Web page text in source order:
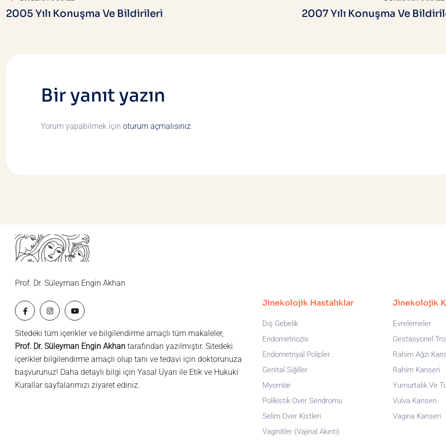
gezinmesi
2005 Yılı Konuşma Ve Bildirileri 2007 Yılı Konuşma Ve
Bir yanıt yazın
Yorum yapabilmek için oturum açmalısınız
Prof. Dr. Süleyman Engin Akhan
Sitedeki tüm içerikler ve bilgilendirme amaçlı tüm makaleler,
Prof. Dr. Süleyman Engin Akhan tarafından yazılmıştır. Sitedeki
içerikler bilgilendirme amaçlı olup tanı ve tedavi için doktorunuza
başvurunuz! Daha detaylı bilgi için Yasal Uyarı ile Etik ve Hukuki
Kurallarsayfalarımızı ziyaret ediniz.
Jinekolojik Hastalıklar
Dış Gebelik
Endometriozis
Endometriyal Polipler
Genital Siğiller
Myomlar
Polikistik Over Sendromu
Selim Over Kistleri
Vaginitler (Vajinal Akıntı)
Jinekolojik
Evrelemeler
Gestasyonel
Rahim Ağzı
Rahim Kanseri
Yumurtalık Ve
Vulva Kanseri
Vagina Kanseri